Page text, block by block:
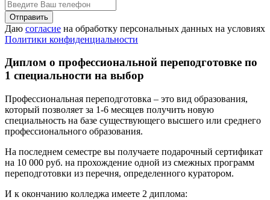
Даю согласие на обработку персональных данных на условиях
Политики конфиденциальности
Диплом о профессиональной переподготовке по
1 специальности на выбор
Профессиональная переподготовка – это вид образования,
который позволяет за 1-6 месяцев получить новую
специальность на базе существующего высшего или среднего
профессионального образования.
На последнем семестре вы получаете подарочный сертификат
на 10 000 руб. на прохождение одной из смежных программ
переподготовки из перечня, определенного куратором.
И к окончанию колледжа имеете 2 диплома: